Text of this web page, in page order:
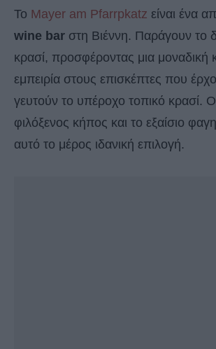
To Mayer am Pfarrpkatz είναι ένα
wine bar στη Βιέννη. Παράγουν το
κρασί, προσφέροντας μια μοναδική
εμπειρία στους επισκέπτες που
γευτούν το υπέροχο τοπικό κρασί.
φιλόξενος κήπος και το εξαίσιο
αυτό το μέρος ιδανική επιλογή.